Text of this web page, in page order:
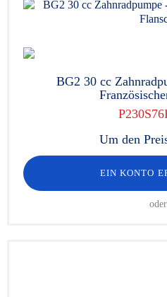
BG2 30 cc
Um den
EIN KONTO
oder